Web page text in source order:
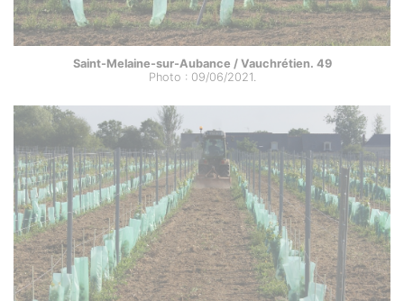
Saint-Melaine-sur-Aubance / Vauchrétien. 49
Photo : 09/06/2021.